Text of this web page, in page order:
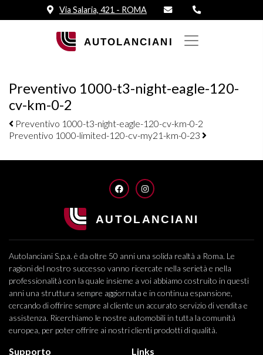
Via Salaria, 421 - ROMA
Preventivo 1000-t3-night-eagle-120-
cv-km-0-2
Navigazione elementi
Preventivo 1000-t3-night-eagle-120-cv-km-0-2
Preventivo 1000-limited-120-cv-my21-km-0-23
FACEBOOKINSTAGRAM
Autolanciani S.p.a. è da oltre 50 anni una solida realtà a Roma. Le
ragioni del nostro successo vanno ricercate nella serietà e nella
professionalità con la quale insieme a voi abbiamo costruito in questi
anni una struttura sempre aggiornata e in continua espansione,
cercando di offrire sempre al cliente un accurato servizio di vendita e
assistenza. Ricerchiamo le nostre automobili in tutta la comunità
europea, per poter offrire ai nostri clienti prodotti di qualità.
Supporto Links